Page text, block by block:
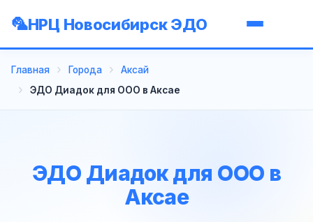
НРЦ Новосибирск ЭДО
Главная Города
Аксай
ЭДО Диадок для ООО в Аксае
ЭДО Диадок для ООО в
Аксае